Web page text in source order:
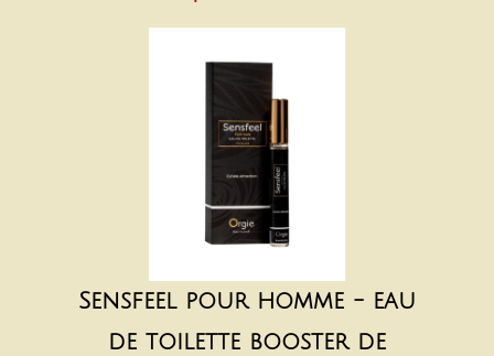
Sensfeel pour homme - eau
de toilette booster de